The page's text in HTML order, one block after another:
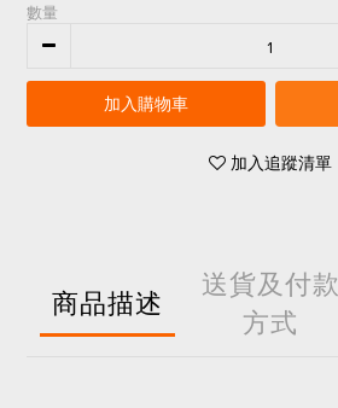
數量
加入購物車
加入追蹤清單
商品描述
送貨及付款
方式